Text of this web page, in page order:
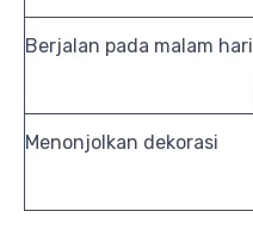
Berjalan pada malam hari
Menonjolkan dekorasi